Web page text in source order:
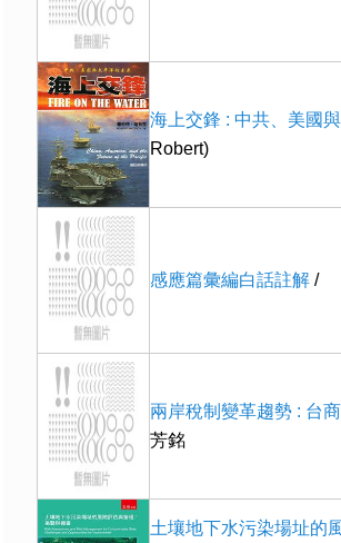
海上交鋒 : 中共、美國
Robert)
感應篇彙編白話註解 /
兩岸稅制變革趨勢 : 台
芳銘
土壤地下水污染場址的